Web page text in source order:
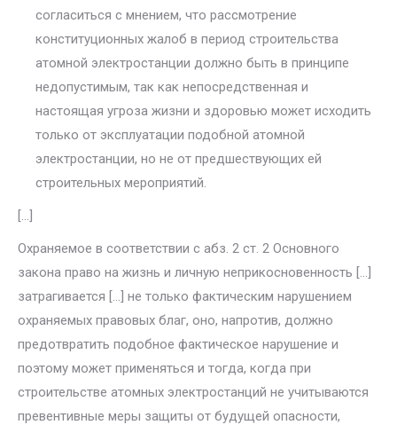
согласиться с мнением, что рассмотрение
конституционных жалоб в период строительства
атомной электростанции должно быть в прин­ципе
недопустимым, так как непосредственная и
настоящая угроза жизни и здоровью может исходить
только от эксплуатации подобной атомной
электростанции, но не от предшествующих ей
строительных мероприятий.
[…]
Охраняемое в соответствии с абз. 2 ст. 2 Основного
закона право на жизнь и личную неприкосновенность […]
затрагивается […] не толь­ко фактическим нарушением
охраняемых правовых благ, оно, напротив, должно
предотвратить подобное фактическое нарушение и
поэтому мо­жет применяться и тогда, когда при
строительстве атомных электростан­ций не учитываются
превентивные меры защиты от будущей опасности,